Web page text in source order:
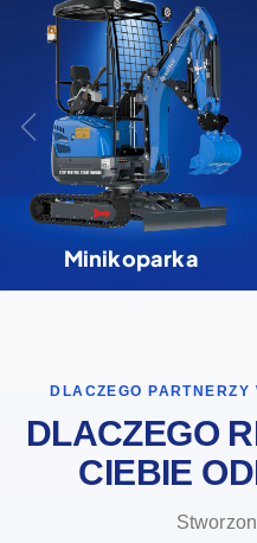
Minikoparka
DLACZEGO
DLACZEGO
CIEBIE